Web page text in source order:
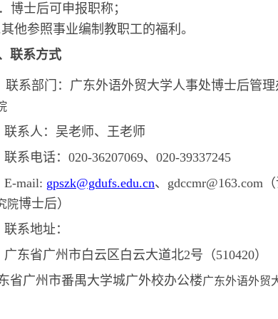
博士后可申报职称；
他参照事业编制教职工的福利。
联系方式
联系部门：广东外语外贸大学人事处博士后管理
联系人：吴老师、王老师
联系电话： 020-36207069、020-39337245
E-mail: gpszk@gdufs.edu.cn、 gdccmr@163.com
院博士后）
联系地址：
广东省广州市白云区白云大道北2号（510420）
省广州市番禺大学城广外校办公楼广东外语外贸